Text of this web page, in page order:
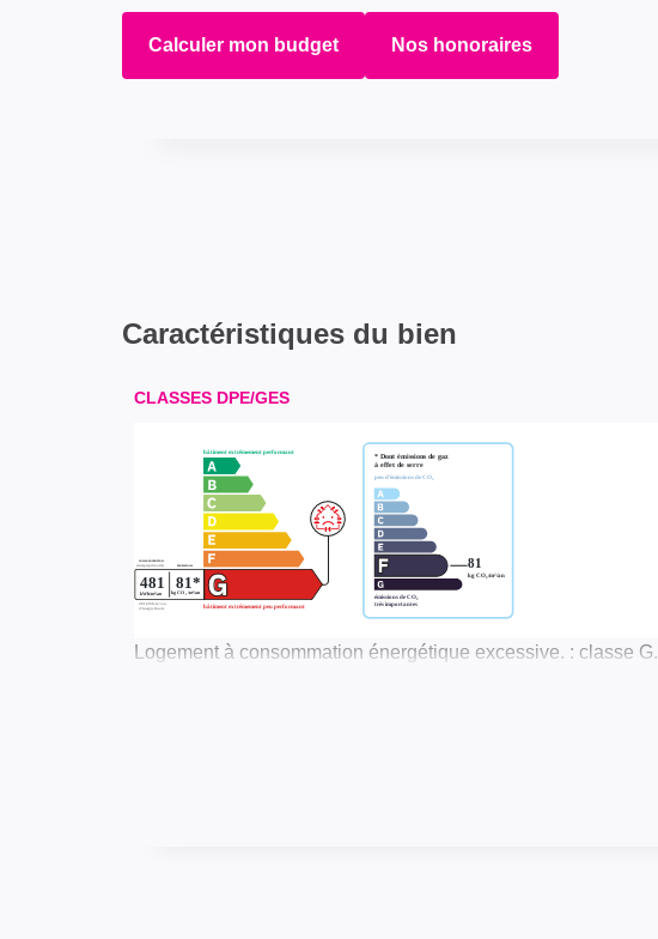
Calculer mon budget Nos honoraires
Caractéristiques du bien
CLASSES DPE/GES
Logement à consommation énergétique excessive. : classe G.